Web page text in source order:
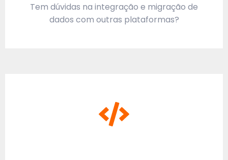
Tem dúvidas na integração e migração de
dados com outras plataformas?